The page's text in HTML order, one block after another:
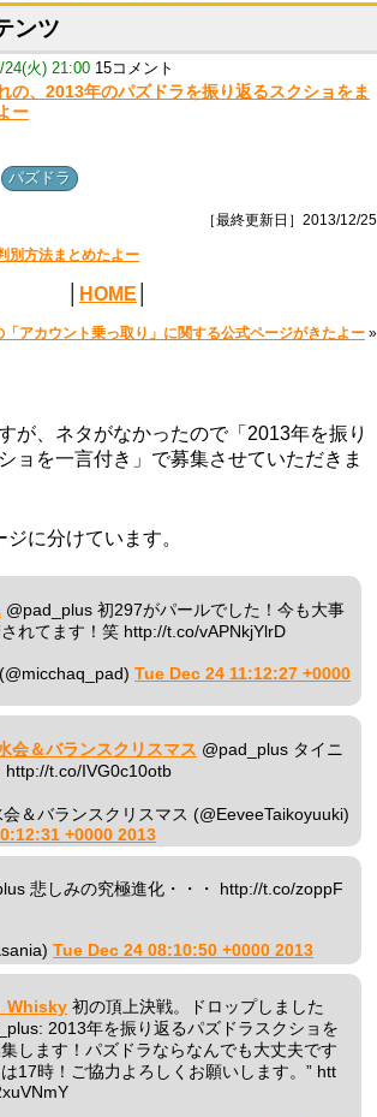
ンツ
24(火) 21:00 15コメント
の、2013年のパズドラを振り返るスクショをま
ー
パズドラ
［最終更新日］2013/12/25
別方法まとめたよー
HOME
アカウント乗っ取り」に関する公式ページがきたよー »
が、ネタがなかったので「2013年を振り
ョを一言付き」で募集させていただきま
に分けています。
@pad_plus 初297がパールでした！今も大事
れてます！笑 http://t.co/vAPNkjYlrD
Tue Dec 24 11:12:27 +0000
会＆バランスクリスマス @pad_plus タイニ
http://t.co/IVG0c10otb
＆バランスクリスマス (@EeveeTaikoyuuki)
+0000 2013
悲しみの究極進化・・・ http://t.co/zoppF
Tue Dec 24 08:10:50 +0000 2013
初の頂上決戦。ドロップしました
2013年を振り返るパズドラスクショを
します！パズドラならなんでも大丈夫です
17時！ご協力よろしくお願いします。” htt